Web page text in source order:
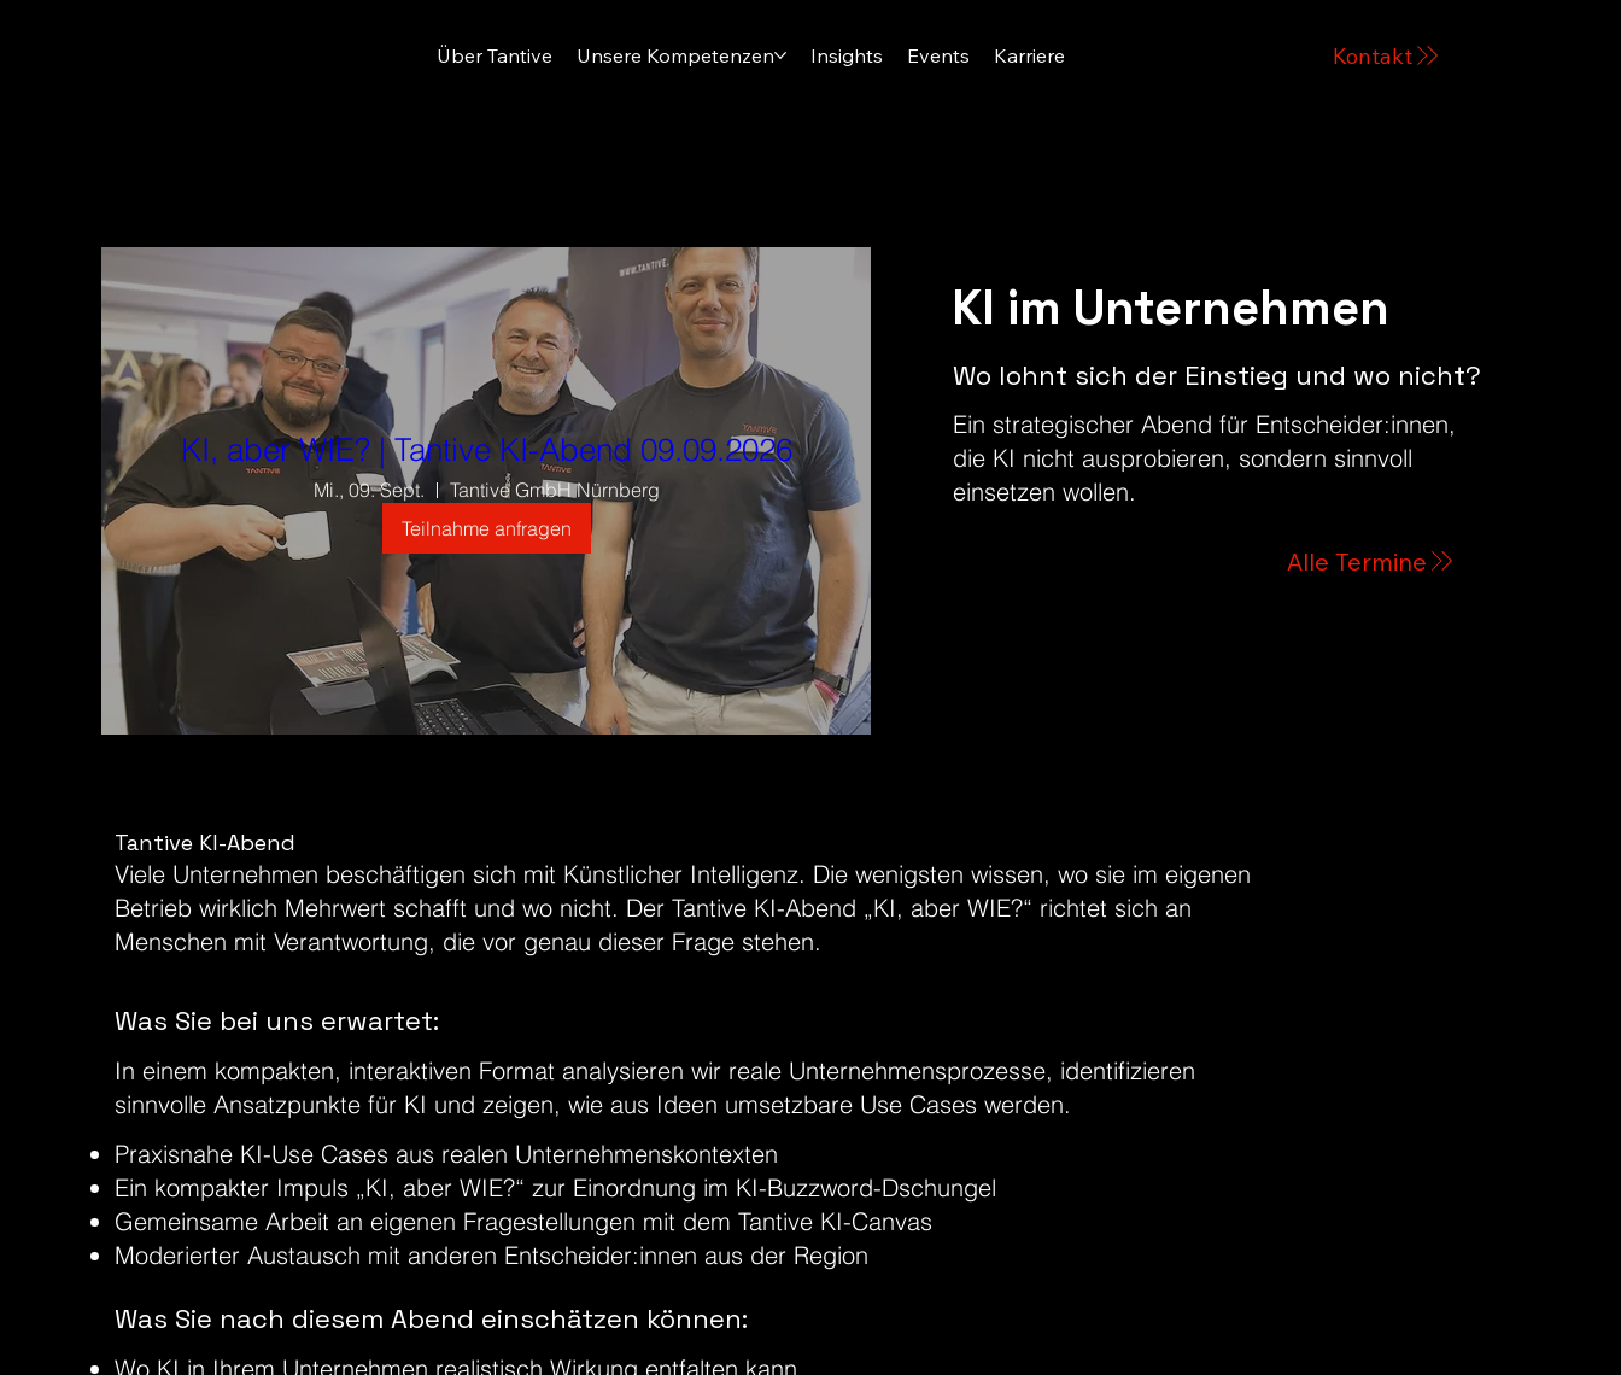
Über Tantive Unsere Kompetenzen Insights Events Karriere Kontakt
KI, aber WIE? | Tantive KI-Abend 09.09.2026
Mi., 09. Sept.
Tantive GmbH Nürnberg
Teilnahme anfragen
KI im Unternehmen
Wo lohnt sich der Einstieg und wo nicht?
Ein strategischer Abend für Entscheider:innen,
die KI nicht ausprobieren, sondern sinnvoll
einsetzen wollen.
Tantive KI-Abend
Viele Unternehmen beschäftigen sich mit Künstlicher Intelligenz. Die wenigsten wissen, wo sie im eigenen
Betrieb wirklich Mehrwert schafft und wo nicht. Der Tantive KI-Abend „KI, aber WIE?“ richtet sich an
Menschen mit Verantwortung, die vor genau dieser Frage stehen.
In einem kompakten, interaktiven Format analysieren wir reale Unternehmensprozesse, identifizieren
sinnvolle Ansatzpunkte für KI und zeigen, wie aus Ideen umsetzbare Use Cases werden.
Was Sie bei uns erwartet:
Praxisnahe KI-Use Cases aus realen Unternehmenskontexten
Ein kompakter Impuls „KI, aber WIE?“ zur Einordnung im KI-Buzzword-Dschungel
Gemeinsame Arbeit an eigenen Fragestellungen mit dem Tantive KI-Canvas
Moderierter Austausch mit anderen Entscheider:innen aus der Region
Was Sie nach diesem Abend einschätzen können:
Wo KI in Ihrem Unternehmen realistisch Wirkung entfalten kann